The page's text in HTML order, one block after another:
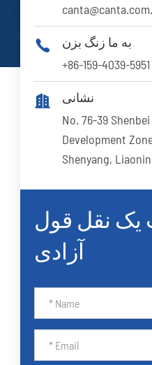

به ما زنگ بزن
+86-159-4039-5951

نشانی
No. 76-39
Development
Shenyang,
نقل قول
آزادی